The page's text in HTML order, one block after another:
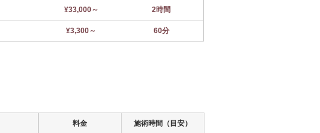
¥33,000～ 2時間
¥3,300～ 60分
料金 施術時間（目安）